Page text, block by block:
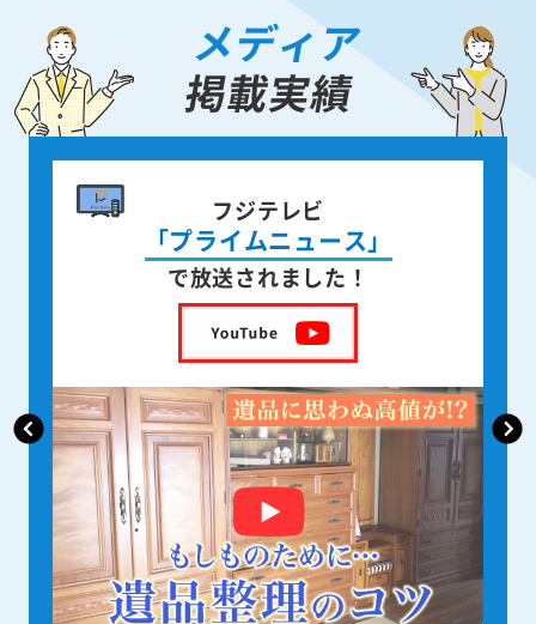
メディア
掲載実績
書籍出版
身近な人が
亡くなった後の遺品整理
を出版しました！